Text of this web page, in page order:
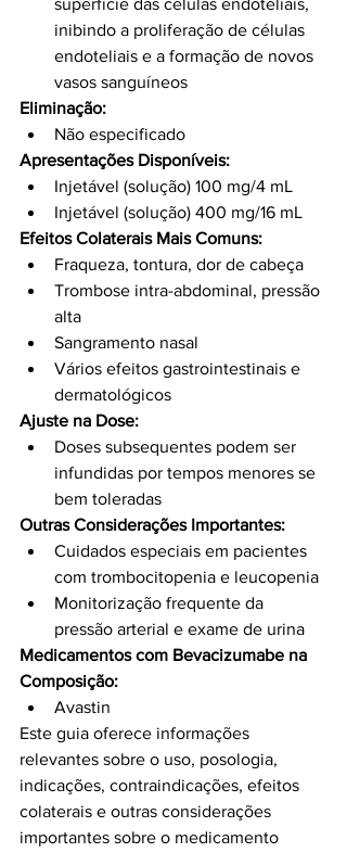
superfície das células endoteliais,
inibindo a proliferação de células
endoteliais e a formação de novos
vasos sanguíneos
Eliminação:
Não especificado
Apresentações Disponíveis:
Injetável (solução) 100 mg/4 mL
Injetável (solução) 400 mg/16 mL
Efeitos Colaterais Mais Comuns:
Fraqueza, tontura, dor de cabeça
Trombose intra-abdominal, pressão
alta
Sangramento nasal
Vários efeitos gastrointestinais e
dermatológicos
Ajuste na Dose:
Doses subsequentes podem ser
infundidas por tempos menores se
bem toleradas
Outras Considerações Importantes:
Cuidados especiais em pacientes
com trombocitopenia e leucopenia
Monitorização frequente da
pressão arterial e exame de urina
Medicamentos com Bevacizumabe na
Composição:
Avastin
Este guia oferece informações
relevantes sobre o uso, posologia,
indicações, contraindicações, efeitos
colaterais e outras considerações
importantes sobre o medicamento